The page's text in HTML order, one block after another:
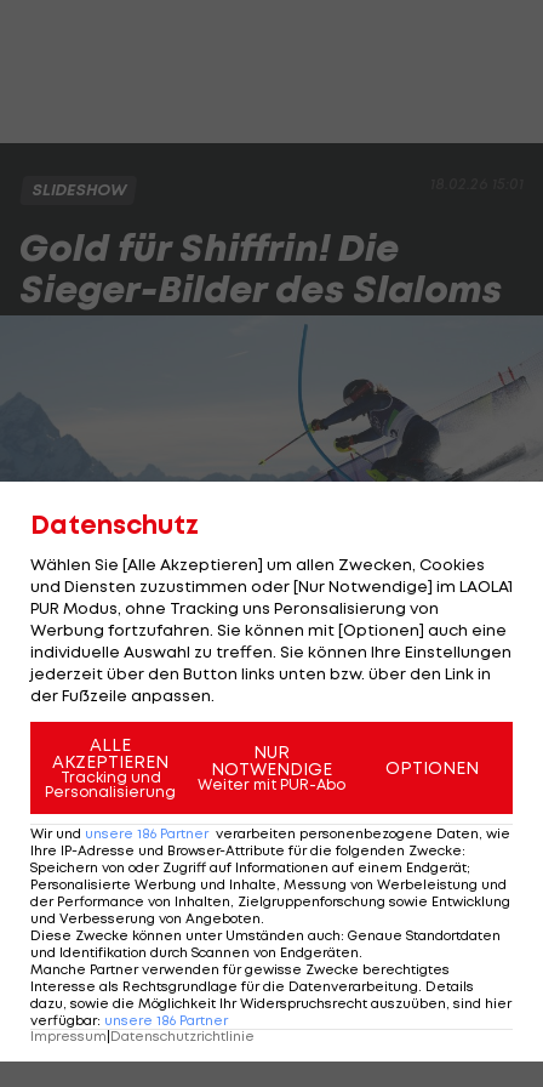
SLIDESHOW
Gold für Shiffrin! Die
Sieger-Bilder des Slaloms
3/15 Foto: GETTY
BRONZE: Anna Swenn-Larsson
3 VON 15
KOMMENTARE
Datenschutz
Wählen Sie [Alle Akzeptieren] um allen Zwecken, Cookies
und Diensten zuzustimmen oder [Nur Notwendige] im LAOLA1
PUR Modus, ohne Tracking uns Peronsalisierung von
Werbung fortzufahren. Sie können mit [Optionen] auch eine
individuelle Auswahl zu treffen. Sie können Ihre Einstellungen
jederzeit über den Button links unten bzw. über den Link in
der Fußzeile anpassen.
ALLE
AKZEPTIEREN
Tracking und
Personalisierung
NUR
NOTWENDIGE
Weiter mit PUR-Abo
OPTIONEN
Wir und unsere 186 Partner verarbeiten personenbezogene Daten, wie
Ihre IP-Adresse und Browser-Attribute für die folgenden Zwecke:
Speichern von oder Zugriff auf Informationen auf einem Endgerät;
Personalisierte Werbung und Inhalte, Messung von Werbeleistung und
der Performance von Inhalten, Zielgruppenforschung sowie Entwicklung
und Verbesserung von Angeboten
Diese Zwecke können unter Umständen auch: Genaue Standortdaten
und Identifikation durch Scannen von Endgeräten
Manche Partner verwenden für gewisse Zwecke berechtigtes
Interesse als Rechtsgrundlage für die Datenverarbeitung. Details
dazu, sowie die Möglichkeit Ihr Widerspruchsrecht auszuüben, sind hier
verfügbar: unsere 186 Partner
Impressum|Datenschutzrichtlinie